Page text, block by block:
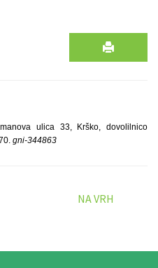
ulica 33, Krško, dovolilnico
gni-344863
NA VRH